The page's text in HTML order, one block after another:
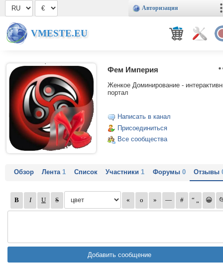
Авторизация
VMESTE.EU
Фем Империя
Женкое Доминирование -
портал
Написать в канал
Присоединиться
Все сообщества
Обзор Лента1 Список Участники1 Форумы 0 Отзывы